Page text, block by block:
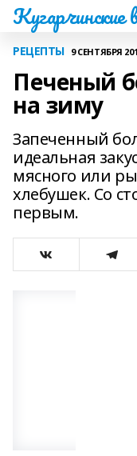
Кугарчинские
РЕЦЕПТЫ 9 СЕНТЯБРЯ
Печеный
на зиму
Запеченный
идеальная
мясного или
хлебушек. Со
первым.